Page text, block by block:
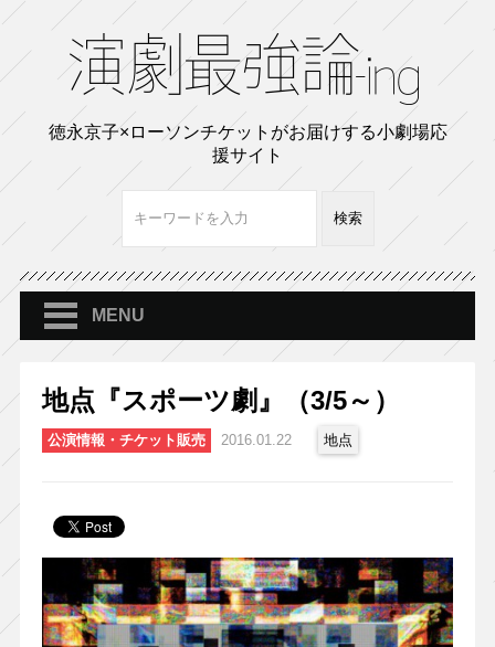
徳永京子×ローソンチケットがお届けする小劇場応
援サイト
MENU
地点『スポーツ劇』（3/5～）
公演情報・チケット販売 2016.01.22 地点